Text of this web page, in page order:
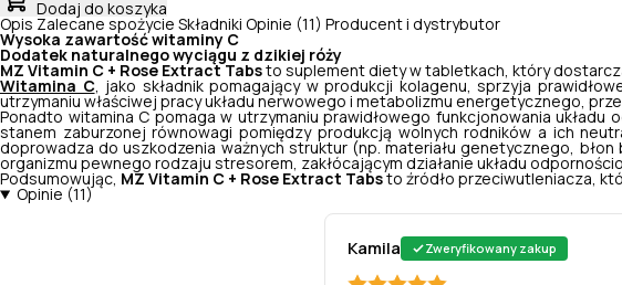
Dodaj do koszyka
Opis Zalecane spożycie Składniki Opinie (11) Producent i dystrybutor
Wysoka zawartość witaminy C
Dodatek naturalnego wyciągu z dzikiej róży
MZ Vitamin C + Rose Extract Tabs to suplement diety w tabletkach, który
Witamina C, jako składnik pomagający w produkcji kolagenu, sprzyja
utrzymaniu właściwej pracy układu nerwowego i metabolizmu energetycznego,
Ponadto witamina C pomaga w utrzymaniu prawidłowego funkcjonowania
stanem zaburzonej równowagi pomiędzy produkcją wolnych rodników a ich
doprowadza do uszkodzenia ważnych struktur (np. materiału genetycznego,
organizmu pewnego rodzaju stresorem, zakłócającym działanie układu
Podsumowując,
MZ Vitamin C + Rose Extract Tabs to źródło przeciwutleniacza,
Opinie (11)
Kamila Zweryfikowany zakup